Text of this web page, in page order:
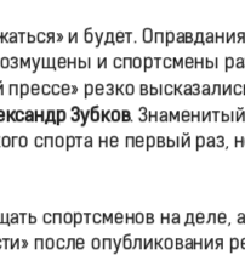
и будет.
и спортсмены
резко
Зубков.
спорта не первый
спортсменов на
после опубликования